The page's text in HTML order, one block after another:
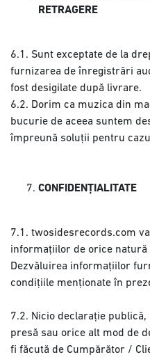
RETRAGERE
6.1. Sunt exceptate de la
furnizarea de înregistrări
fost desigilate după livrare.
6.2. Dorim ca muzica din
bucurie de aceea suntem
împreună soluții pentru
CONFIDENȚIALITATE
7.1. twosidesrecords.com
informațiilor de orice natură
Dezvăluirea informațiilor
condițiile menționate în
7.2. Nicio declarație
presă sau orice alt mod de
fi făcută de Cumpărător /